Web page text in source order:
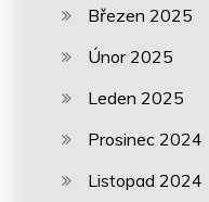
Březen 2025
Únor 2025
Leden 2025
Prosinec 2024
Listopad 2024